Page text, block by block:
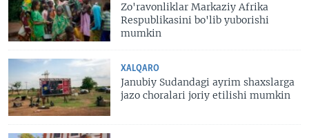
Zo'ravonliklar Markaziy Afrika
Respublikasini bo'lib yuborishi
mumkin
XALQARO
Janubiy Sudandagi ayrim shaxslarga
jazo choralari joriy etilishi mumkin